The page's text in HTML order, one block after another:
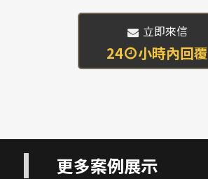
立即來信
24 小時內回覆
更多案例展示